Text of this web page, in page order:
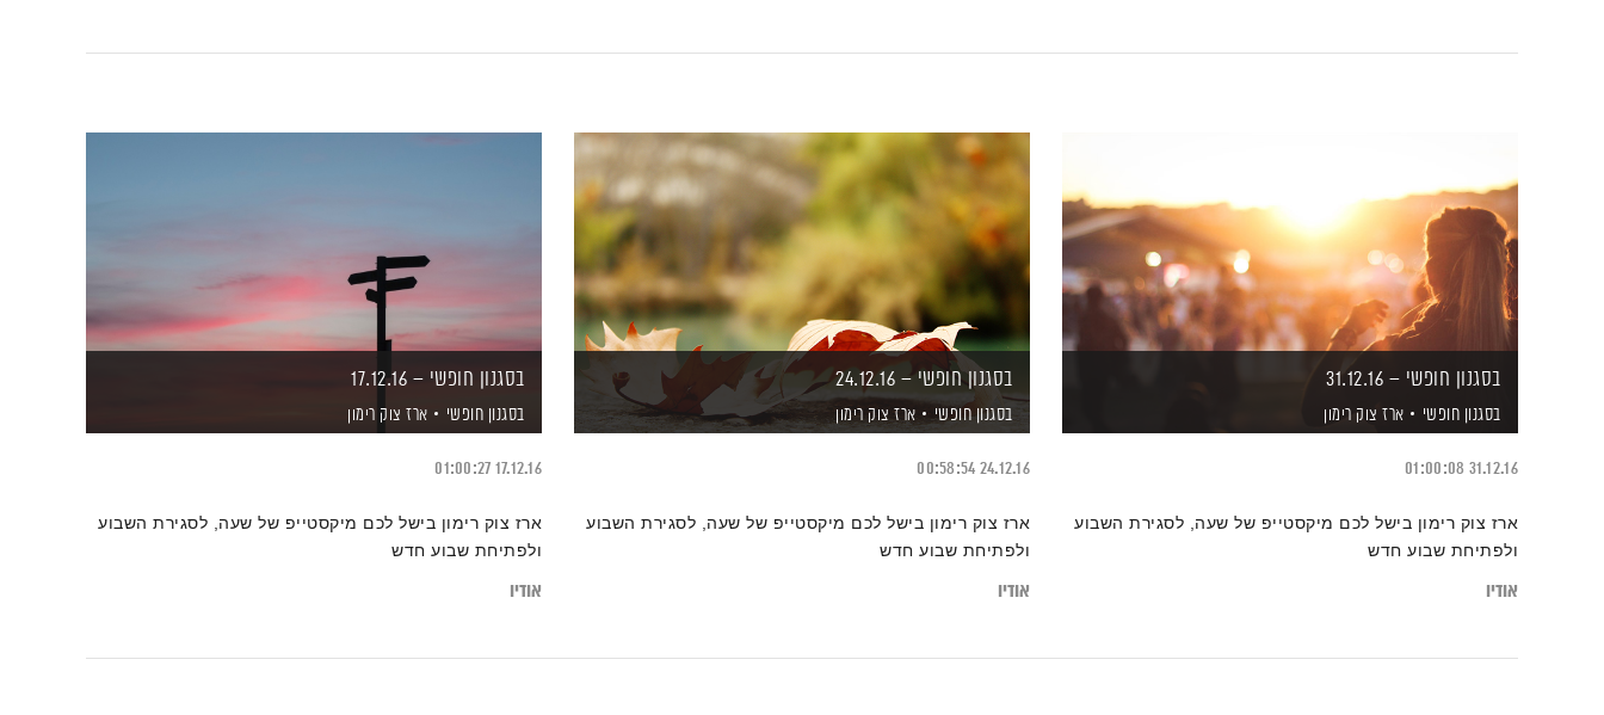
בסגנון חופשי – 31.12.16
בסגנון חופשי ארז צוק רימון
31.12.16
01:00:08
ארז צוק רימון בישל לכם מיקסטייפ של שעה, לסגירת השבוע
ולפתיחת שבוע חדש
אודיו
בסגנון חופשי – 24.12.16
בסגנון חופשי ארז צוק רימון
24.12.16
00:58:54
ארז צוק רימון בישל לכם מיקסטייפ של שעה, לסגירת השבוע
ולפתיחת שבוע חדש
אודיו
בסגנון חופשי – 17.12.16
בסגנון חופשי ארז צוק רימון
17.12.16
01:00:27
ארז צוק רימון בישל לכם מיקסטייפ של שעה, לסגירת השבוע
ולפתיחת שבוע חדש
אודיו